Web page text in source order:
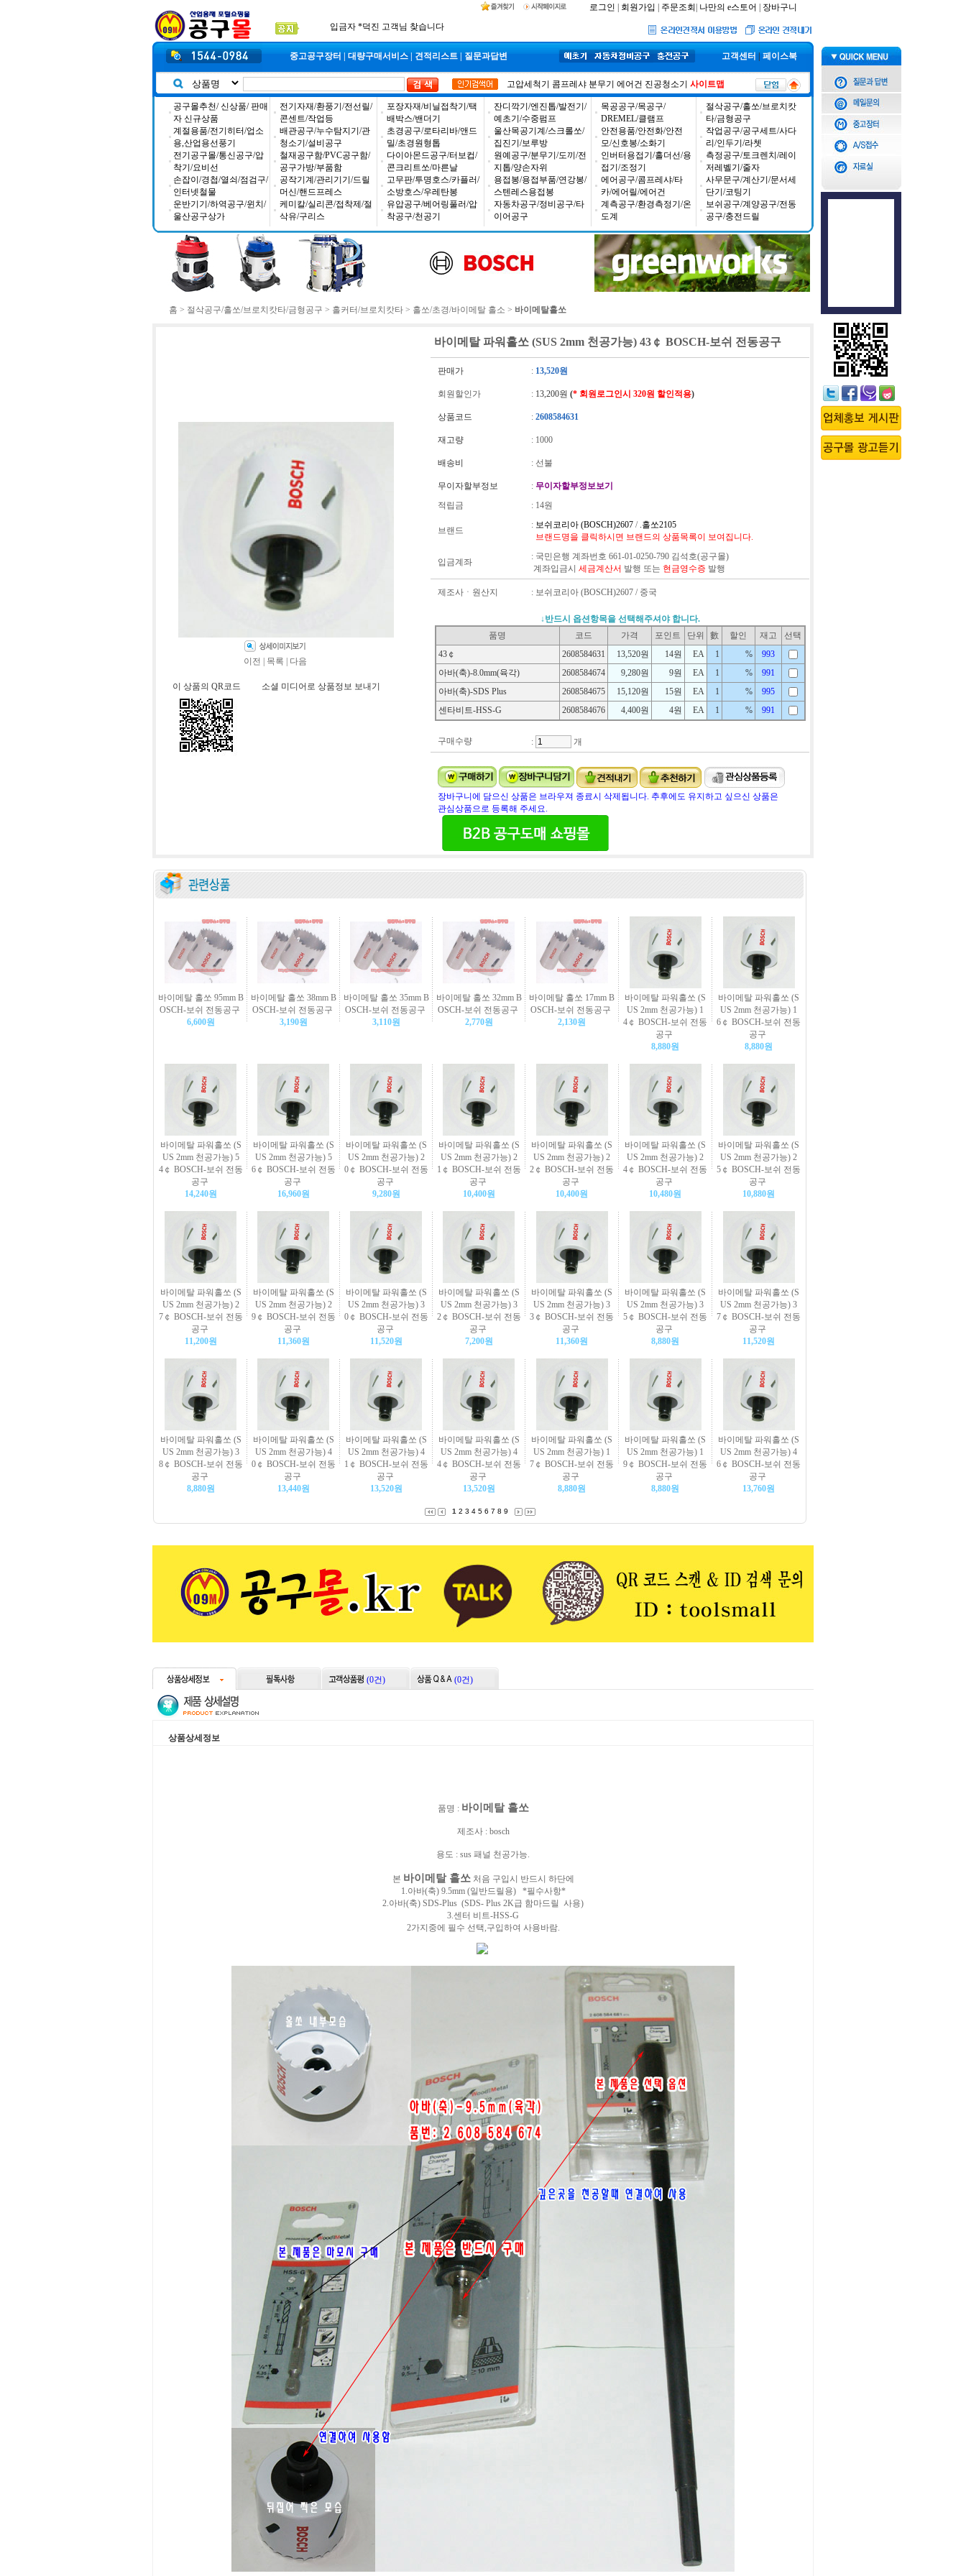
로그인 회원가입 주문조회 나만의 e스토어 장바구니
입금자 *덕진 고객님 찾습니다
중고공구장터 대량구매서비스 견적리스트 질문과답변 고객센터 페이스북
고압세척기 콤프레샤 분무기 에어건 진공청소기 사이트맵
공구몰추천/ 신상품/ 판매
자 신규상품
계절용품/전기히터/업소
용,산업용선풍기
전기공구몰/통신공구/압
착기/요비선
손잡이/경첩/열쇠/점검구/
인터넷철물
운반기기/하역공구/윈치/
울산공구상가
전기자재/환풍기/전선릴/
콘센트/작업등
배관공구/누수탐지기/관
청소기/설비공구
철재공구함/PVC공구함/
공구가방/부품함
공작기계/관리기기/드릴
머신/핸드프레스
케미칼/실리콘/접착제/절
삭유/구리스
포장자재/비닐접착기/택
배박스/밴더기
초경공구/로타리바/앤드
밀/초경원형톱
다이아몬드공구/터보컵/
콘크리트쏘/마른날
고무판/투명호스/카플러/
소방호스/우레탄봉
유압공구/베어링풀러/압
착공구/천공기
잔디깍기/엔진톱/발전기/
예초기/수중펌프
울산목공기계/스크롤쏘/
집진기/보루방
원예공구/분무기/도끼/전
지톱/양손자위
용접봉/용접부품/연강봉/
스텐레스용접봉
자동차공구/정비공구/타
이어공구
목공공구/목공구/
DREMEL/클램프
안전용품/안전화/안전
모/신호봉/소화기
인버터용접기/홀더선/용
접기/조정기
에어공구/콤프레샤/타
카/에어릴/에어건
계측공구/환경측정기/온
도계
절삭공구/홀쏘/브로치캇
타/금형공구
작업공구/공구세트/사다
리/인두기/라쳇
측정공구/토크렌치/레이
저레벨기/줄자
사무문구/계산기/문서세
단기/코팅기
보쉬공구/계양공구/전동
공구/충전드릴
홈 > 절삭공구/홀쏘/브로치캇타/금형공구 > 홀커터/브로치캇타 > 홀쏘/초경/바이메탈 홀소 > 바이메탈홀쏘
이전 목록 다음
이 상품의 QR코드 소셜 미디어로 상품정보 보내기
바이메탈 파워홀쏘 (SUS 2mm 천공가능) 43￠ BOSCH-보쉬 전동공구
판매가 : 13,520원
회원할인가 : 13,200원 (* 회원로그인시 320원 할인적용)
상품코드 : 2608584631
재고량 : 1000
배송비 : 선불
무이자할부정보 : 무이자할부정보보기
적립금
: 14원
브랜드
: 보쉬코리아 (BOSCH)2607 / .홀쏘2105
브랜드명을 클릭하시면 브랜드의 상품목록이 보여집니다.
입금계좌
: 국민은행 계좌번호 661-01-0250-790 김석호(공구몰)
계좌입금시 세금계산서 발행 또는 현금영수증 발행
제조사ㆍ원산지 : 보쉬코리아 (BOSCH)2607 / 중국
↓반드시 옵션항목을 선택해주셔야 합니다.
품명
코드 가격 포인트 단위 數 할인 재고
선택
43￠
2608584631 13,520원 14원 EA 1 %
993
아바(축)-8.0mm(육각)
2608584674 9,280원 9원 EA 1 %
991
아바(축)-SDS Plus
2608584675 15,120원 15원 EA 1 %
995
센타비트-HSS-G
2608584676 4,400원 4원 EA 1 % 991
구매수량 : 개
장바구니에 담으신 상품은 브라우져 종료시 삭제됩니다. 추후에도 유지하고 싶으신 상품은
관심상품으로 등록해 주세요.
바이메탈 홀쏘 95mm B
OSCH-보쉬 전동공구
6,600원
바이메탈 홀쏘 38mm B
OSCH-보쉬 전동공구
3,190원
바이메탈 홀쏘 35mm B
OSCH-보쉬 전동공구
3,110원
바이메탈 홀쏘 32mm B
OSCH-보쉬 전동공구
2,770원
바이메탈 홀쏘 17mm B
OSCH-보쉬 전동공구
2,130원
바이메탈 파워홀쏘 (S
US 2mm 천공가능) 1
4￠ BOSCH-보쉬 전동
공구
8,880원
바이메탈 파워홀쏘 (S
US 2mm 천공가능) 1
6￠ BOSCH-보쉬 전동
공구
8,880원
바이메탈 파워홀쏘 (S
US 2mm 천공가능) 5
4￠ BOSCH-보쉬 전동
공구
14,240원
바이메탈 파워홀쏘 (S
US 2mm 천공가능) 5
6￠ BOSCH-보쉬 전동
공구
16,960원
바이메탈 파워홀쏘 (S
US 2mm 천공가능) 2
0￠ BOSCH-보쉬 전동
공구
9,280원
바이메탈 파워홀쏘 (S
US 2mm 천공가능) 2
1￠ BOSCH-보쉬 전동
공구
10,400원
바이메탈 파워홀쏘 (S
US 2mm 천공가능) 2
2￠ BOSCH-보쉬 전동
공구
10,400원
바이메탈 파워홀쏘 (S
US 2mm 천공가능) 2
4￠ BOSCH-보쉬 전동
공구
10,480원
바이메탈 파워홀쏘 (S
US 2mm 천공가능) 2
5￠ BOSCH-보쉬 전동
공구
10,880원
바이메탈 파워홀쏘 (S
US 2mm 천공가능) 2
7￠ BOSCH-보쉬 전동
공구
11,200원
바이메탈 파워홀쏘 (S
US 2mm 천공가능) 2
9￠ BOSCH-보쉬 전동
공구
11,360원
바이메탈 파워홀쏘 (S
US 2mm 천공가능) 3
0￠ BOSCH-보쉬 전동
공구
11,520원
바이메탈 파워홀쏘 (S
US 2mm 천공가능) 3
2￠ BOSCH-보쉬 전동
공구
7,200원
바이메탈 파워홀쏘 (S
US 2mm 천공가능) 3
3￠ BOSCH-보쉬 전동
공구
11,360원
바이메탈 파워홀쏘 (S
US 2mm 천공가능) 3
5￠ BOSCH-보쉬 전동
공구
8,880원
바이메탈 파워홀쏘 (S
US 2mm 천공가능) 3
7￠ BOSCH-보쉬 전동
공구
11,520원
바이메탈 파워홀쏘 (S
US 2mm 천공가능) 3
8￠ BOSCH-보쉬 전동
공구
8,880원
바이메탈 파워홀쏘 (S
US 2mm 천공가능) 4
0￠ BOSCH-보쉬 전동
공구
13,440원
바이메탈 파워홀쏘 (S
US 2mm 천공가능) 4
1￠ BOSCH-보쉬 전동
공구
13,520원
바이메탈 파워홀쏘 (S
US 2mm 천공가능) 4
4￠ BOSCH-보쉬 전동
공구
13,520원
바이메탈 파워홀쏘 (S
US 2mm 천공가능) 1
7￠ BOSCH-보쉬 전동
공구
8,880원
바이메탈 파워홀쏘 (S
US 2mm 천공가능) 1
9￠ BOSCH-보쉬 전동
공구
8,880원
바이메탈 파워홀쏘 (S
US 2mm 천공가능) 4
6￠ BOSCH-보쉬 전동
공구
13,760원
1 2 3 4 5 6 7 8 9
(0건) (0건)
상품상세정보
품명 : 바이메탈 홀쏘
제조사 : bosch
용도 : sus 패널 천공가능.
본 바이메탈 홀쏘처음 구입시 반드시 하단에
1.아바(축) 9.5mm (일반드릴용) *필수사항*
2.아바(축) SDS-Plus (SDS- Plus 2K급 함마드릴 사용)
3.센터 비트-HSS-G
2가지중에 필수 선택,구입하여 사용바람.